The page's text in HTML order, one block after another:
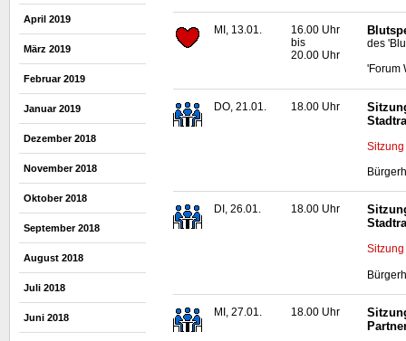
April 2019
März 2019
Februar 2019
Januar 2019
Dezember 2018
November 2018
Oktober 2018
September 2018
August 2018
Juli 2018
Juni 2018
MI, 13.01.
16.00 Uhr
bis
20.00 Uhr
des
'Forum
DO, 21.01. 18.00 Uhr
DI, 26.01. 18.00 Uhr
MI, 27.01. 18.00 Uhr